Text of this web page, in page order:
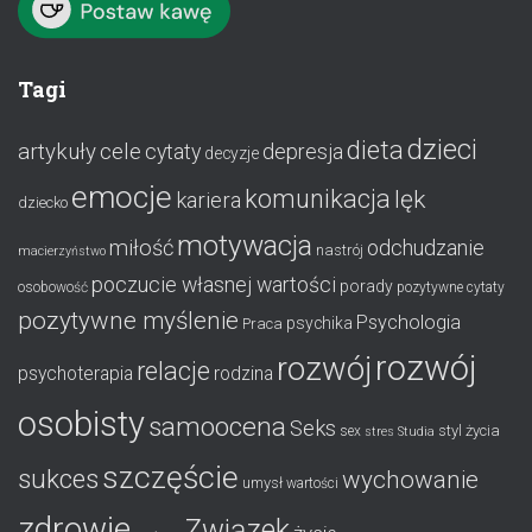
Tagi
artykułycele cytaty decyzje depresja dietadzieci
dziecko emocje kariera komunikacja lęk
macierzyństwo miłośćmotywacja nastrój odchudzanie
osobowość poczucie własnej wartości porady pozytywne cytaty
pozytywne myślenie Praca psychika Psychologia
psychoterapia relacje rodzina rozwój rozwój
osobistysamoocena Seks sex stres Studia styl życia
sukcesszczęście umysł wartości wychowanie